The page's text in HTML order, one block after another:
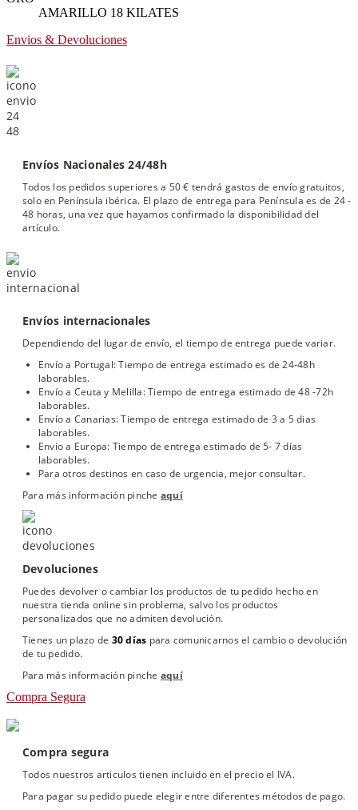
AMARILLO 18 KILATES
Envios & Devoluciones
Envíos Nacionales 24/48h
Todos los pedidos superiores a 50 € tendrá gastos de envío gratuitos,
solo en Península ibérica. El plazo de entrega para Península es de 24 -
48 horas, una vez que hayamos confirmado la disponibilidad del
artículo.
Envíos internacionales
Dependiendo del lugar de envío, el tiempo de entrega puede variar.
Envío a Portugal: Tiempo de entrega estimado es de 24-48h
laborables.
Envío a Ceuta y Melilla: Tiempo de entrega estimado de 48 -72h
laborables.
Envío a Canarias: Tiempo de entrega estimado de 3 a 5 dias
laborables.
Envío a Europa: Tiempo de entrega estimado de 5- 7 días
laborables.
Para otros destinos en caso de urgencia, mejor consultar.
Para más información pinche aquí
Devoluciones
Puedes devolver o cambiar los productos de tu pedido hecho en
nuestra tienda online sin problema, salvo los productos
personalizados que no admiten devolución.
Tienes un plazo de 30 días para comunicarnos el cambio o devolución
de tu pedido.
Para más información pinche aquí
Compra Segura
Compra segura
Todos nuestros articulos tienen incluido en el precio el IVA.
Para pagar su pedido puede elegir entre diferentes métodos de pago.